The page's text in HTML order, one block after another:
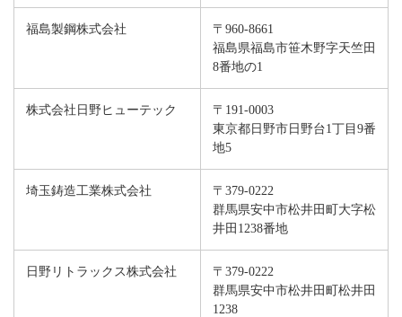
福島製鋼株式会社
〒960-8661
福島県福島市笹木野字天竺田
8番地の1
株式会社日野ヒューテック
〒191-0003
東京都日野市日野台1丁目9番
地5
埼玉鋳造工業株式会社
〒379-0222
群馬県安中市松井田町大字松
井田1238番地
日野リトラックス株式会社
〒379-0222
群馬県安中市松井田町松井田
1238